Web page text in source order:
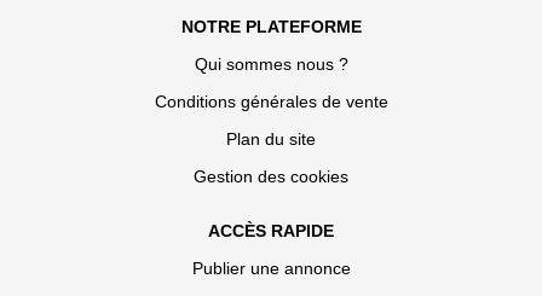
NOTRE PLATEFORME
Qui sommes nous ?
Conditions générales de vente
Plan du site
Gestion des cookies
ACCÈS RAPIDE
Publier une annonce